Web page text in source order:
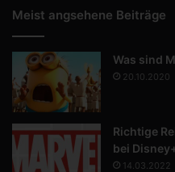
Meist angsehene Beiträge
Was sind
20.10.2020
Richtige
bei
14.03.2022